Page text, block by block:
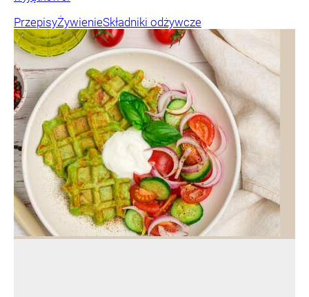
PrzepisyŻywienieSkładniki odżywcze